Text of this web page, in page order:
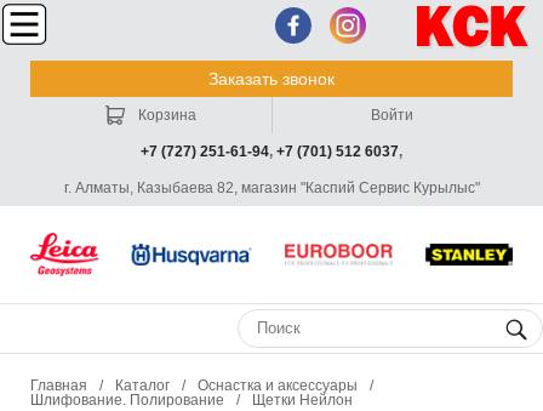
Заказать звонок
+7 (727) 251-61-94, +7 (701) 512 6037,
г. Алматы, Казыбаева 82, магазин "Каспий Сервис Курылыс"
Корзина Войти
Главная / Каталог / Оснастка и аксессуары
/
Шлифование. Полирование
/ Щетки Нейлон